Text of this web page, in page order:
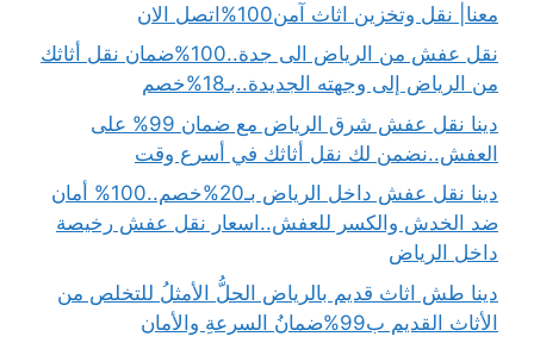
معنا| نقل وتخزين اثاث آمن100%اتصل الان
نقل عفش من الرياض الى جدة..100%ضمان نقل أثاثك
من الرياض إلى وجهته الجديدة..بـ18%خصم
دينا نقل عفش شرق الرياض مع ضمان 99% على
العفش..نضمن لك نقل أثاثك في أسرع وقت
دينا نقل عفش داخل الرياض بـ20%خصم..100% أمان
ضد الخدش والكسر للعفش..اسعار نقل عفش رخيصة
داخل الرياض
دينا طش اثاث قديم بالرياض الحلُّ الأمثلُ للتخلص من
الأثاث القديم ب99%ضمانُ السرعةِ والأمان